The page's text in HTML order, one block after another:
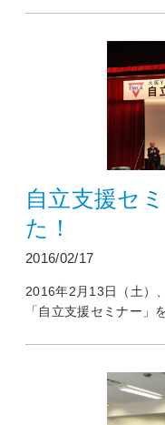
自立支援セ
た！
2016/02/17
2016年2月13日（土）
「自立支援セミナー」